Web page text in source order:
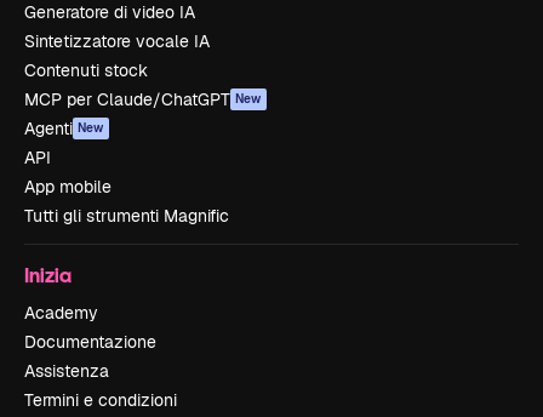
Generatore di video IA
Sintetizzatore vocale IA
Contenuti stock
MCP per Claude/ChatGPT New
Agenti New
API
App mobile
Tutti gli strumenti Magnific
Inizia
Academy
Documentazione
Assistenza
Termini e condizioni